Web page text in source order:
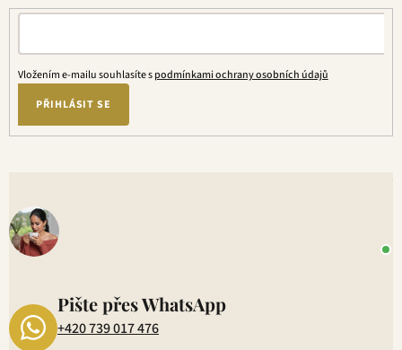
Vložením e-mailu souhlasíte spodmínkami ochrany osobních údajů
PŘIHLÁSIT SE
Pište přes WhatsApp
+420 739 017 476